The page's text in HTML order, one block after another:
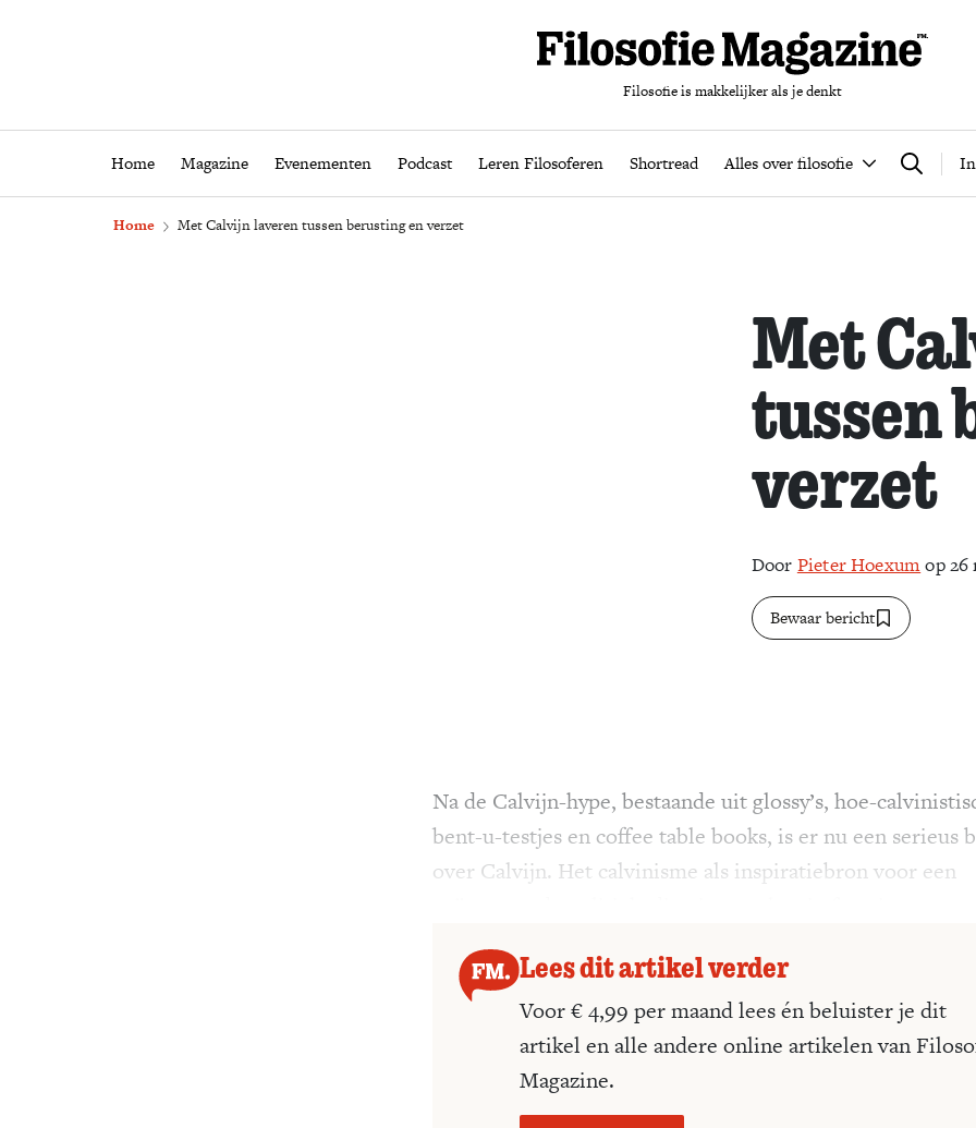
Filosofie is makkelijker als je denkt
Home Magazine Evenementen Podcast Leren Filosoferen Shortread Alles over filosofie Zoeken
Home Magazine Evenementen Podcast Leren Filosoferen Shortread Alles over
Home Met Calvijn laveren tussen berusting en verzet
Met
tussen
verzet
Door Pieter Hoexumop 26
Bewaar bericht
Na de Calvijn-hype, bestaande uit glossy’s, hoe-
bent-u-testjes en coffee table books, is er nu een serieus
over Calvijn. Het calvinisme als inspiratiebron voor een
Lees dit artikel verder
Voor € 4,99 per maand lees én beluister je dit
artikel en alle andere online artikelen van
Magazine.